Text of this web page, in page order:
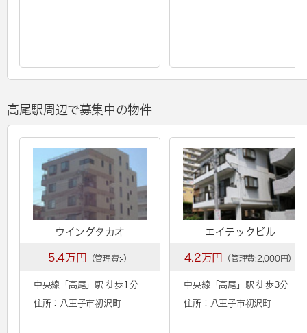
高尾駅周辺で募集中の物件
ウイングタカオ
5.4万円 （管理費:-）
中央線「 高尾 」駅 徒歩1分
住所：八王子市初沢町
エイテックビル
4.2万円 （管理費:2,000円）
中央線「 高尾 」駅 徒歩3分
住所：八王子市初沢町